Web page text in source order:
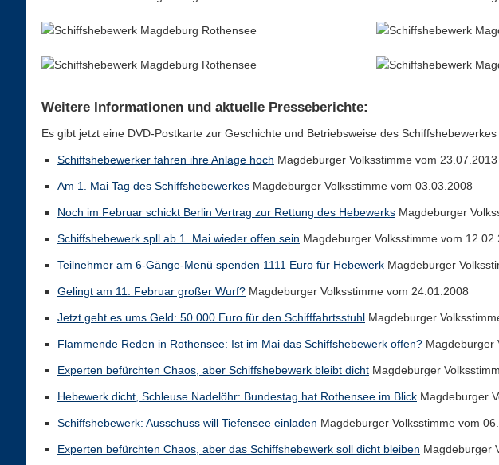
Weitere Informationen und aktuelle Presseberichte:
Es gibt jetzt eine DVD-Postkarte zur Geschichte und Betriebsweise des Schiffshebewerkes
Schiffshebewerker fahren ihre Anlage hoch Magdeburger Volksstimme vom 23.07.2013
Am 1. Mai Tag des Schiffshebewerkes Magdeburger Volksstimme vom 03.03.2008
Noch im Februar schickt Berlin Vertrag zur Rettung des Hebewerks Magdeburger
Schiffshebewerk spll ab 1. Mai wieder offen sein Magdeburger Volksstimme vom
Teilnehmer am 6-Gänge-Menü spenden 1111 Euro für Hebewerk Magdeburger
Gelingt am 11. Februar großer Wurf? Magdeburger Volksstimme vom 24.01.2008
Jetzt geht es ums Geld: 50 000 Euro für den Schifffahrtsstuhl Magdeburger
Flammende Reden in Rothensee: Ist im Mai das Schiffshebewerk offen? Magdeburger
Experten befürchten Chaos, aber Schiffshebewerk bleibt dicht Magdeburger
Hebewerk dicht, Schleuse Nadelöhr: Bundestag hat Rothensee im Blick Magdeburger
Schiffshebewerk: Ausschuss will Tiefensee einladen Magdeburger Volksstimme vom
Experten befürchten Chaos, aber das Schiffshebewerk soll dicht bleiben Magdeburger